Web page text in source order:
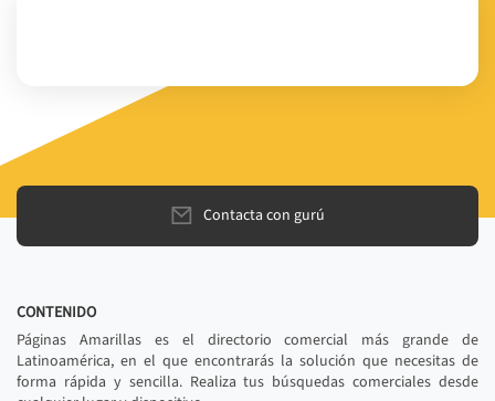
Contacta con gurú
CONTENIDO
Páginas Amarillas es el directorio comercial más grande de
Latinoamérica, en el que encontrarás la solución que necesitas de
forma rápida y sencilla. Realiza tus búsquedas comerciales desde